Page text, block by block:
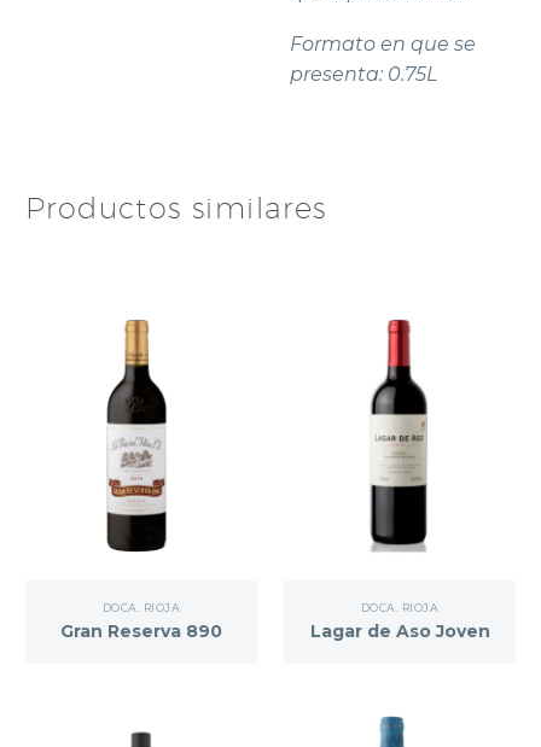
Formato en que se
presenta: 0.75L
Productos similares
DOCA. RIOJA
Gran Reserva 890
DOCA. RIOJA
Lagar de Aso Joven